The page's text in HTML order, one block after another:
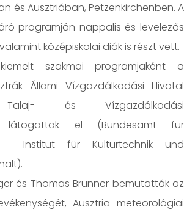
és Ausztriában, Petzenkirchenben. A
programján nappalis és levelezős
középiskolai diák is részt vett.
szakmai programjaként a
Állami Vízgazdálkodási Hivatal
Talaj- és Vízgazdálkodási
látogattak el (Bundesamt für
– Institut für Kulturtechnik und
és Thomas Brunner bemutatták az
Ausztria meteorológiai